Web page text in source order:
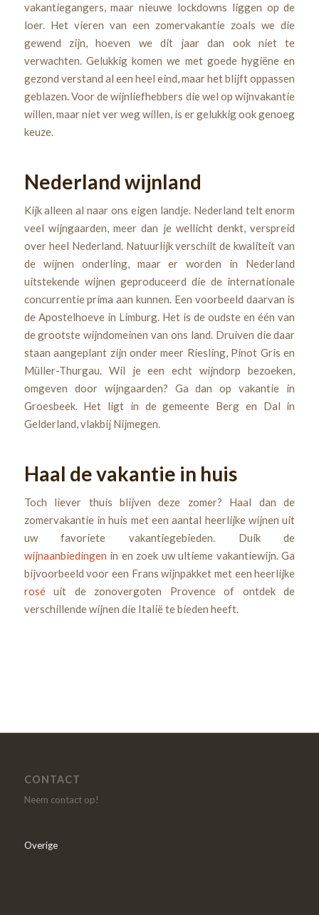
vakantiegangers, maar nieuwe lockdowns liggen op de
loer. Het vieren van een zomervakantie zoals we die
gewend zijn, hoeven we dit jaar dan ook niet te
verwachten. Gelukkig komen we met goede hygiëne en
gezond verstand al een heel eind, maar het blijft oppassen
geblazen. Voor de wijnliefhebbers die wel op wijnvakantie
willen, maar niet ver weg willen, is er gelukkig ook genoeg
keuze.
Nederland wijnland
Kijk alleen al naar ons eigen landje. Nederland telt enorm
veel wijngaarden, meer dan je wellicht denkt, verspreid
over heel Nederland. Natuurlijk verschilt de kwaliteit van
de wijnen onderling, maar er worden in Nederland
uitstekende wijnen geproduceerd die de internationale
concurrentie prima aan kunnen. Een voorbeeld daarvan is
de Apostelhoeve in Limburg. Het is de oudste en één van
de grootste wijndomeinen van ons land. Druiven die daar
staan aangeplant zijn onder meer Riesling, Pinot Gris en
Müller-Thurgau. Wil je een echt wijndorp bezoeken,
omgeven door wijngaarden? Ga dan op vakantie in
Groesbeek. Het ligt in de gemeente Berg en Dal in
Gelderland, vlakbij Nijmegen.
Haal de vakantie in huis
Toch liever thuis blijven deze zomer? Haal dan de
zomervakantie in huis met een aantal heerlijke wijnen uit
uw favoriete vakantiegebieden. Duik de
wijnaanbiedingen in en zoek uw ultieme vakantiewijn. Ga
bijvoorbeeld voor een Frans wijnpakket met een heerlijke
roséuit de zonovergoten Provence of ontdek de
verschillende wijnen die Italië te bieden heeft.
CONTACT
Neem contact op!
Overige